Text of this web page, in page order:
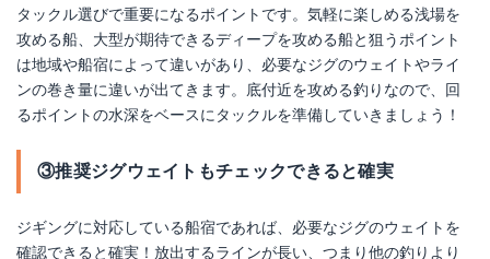
タックル選びで重要になるポイントです。気軽に楽しめる浅場を
攻める船、大型が期待できるディープを攻める船と狙うポイント
は地域や船宿によって違いがあり、必要なジグのウェイトやライ
ンの巻き量に違いが出てきます。底付近を攻める釣りなので、回
るポイントの水深をベースにタックルを準備していきましょう！
③推奨ジグウェイトもチェックできると確実
ジギングに対応している船宿であれば、必要なジグのウェイトを
確認できると確実！放出するラインが長い、つまり他の釣りより